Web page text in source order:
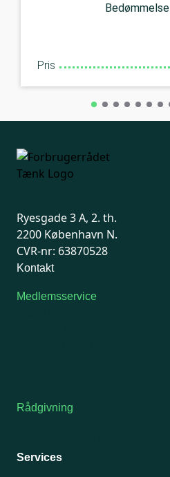
Bedømmelse
Pris
Ryesgade 3 A, 2. th.
2200 København N.
CVR-nr: 63870528
Kontakt
Medlemsservice
Rådgivning
Services